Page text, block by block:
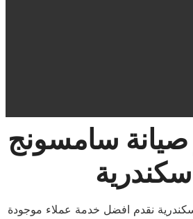
سامسونج
نقدم افضل خدمة عملاء موجودة